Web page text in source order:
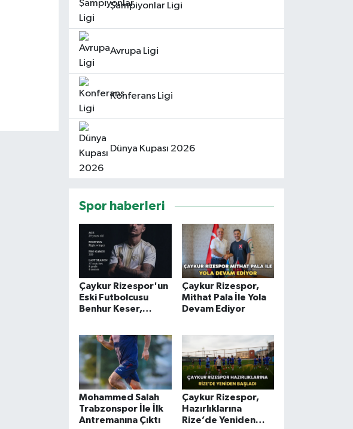
Şampiyonlar Ligi
Avrupa Ligi
Konferans Ligi
Dünya Kupası 2026
Spor haberleri
Çaykur Rizespor'un
Eski Futbolcusu
Benhur Keser,
Çaykur Rizespor,
Mithat Pala İle Yola
Devam Ediyor
Mohammed Salah
Trabzonspor İle İlk
Antremanına Çıktı
Çaykur Rizespor,
Hazırlıklarına
Rize’de Yeniden